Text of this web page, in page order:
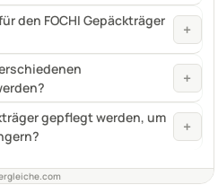
den FOCHI Gepäckträger
+
+
gepflegt werden, um
+